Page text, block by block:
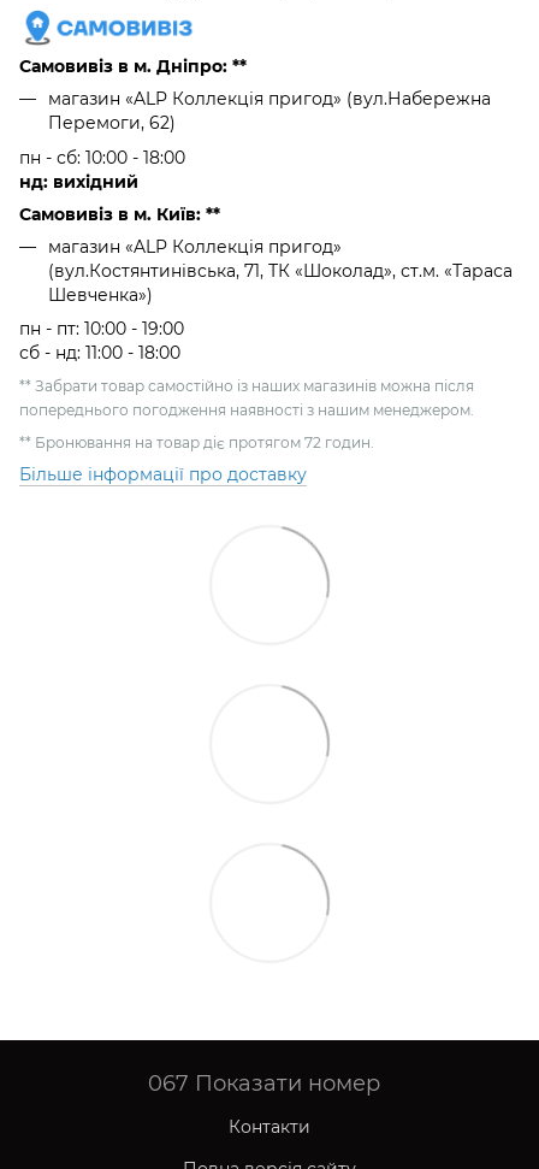
Самовивіз в м. Дніпро: **
магазин «ALP Коллекція пригод» (вул.Набережна
Перемоги, 62)
пн - сб: 10:00 - 18:00
нд: вихідний
Самовивіз в м. Київ: **
магазин «ALP Коллекція пригод»
(вул.Костянтинівська, 71, ТК «Шоколад», ст.м. «Тараса
Шевченка»)
пн - пт: 10:00 - 19:00
сб - нд: 11:00 - 18:00
** Забрати товар самостійно із наших магазинів можна після
попереднього погодження наявності з нашим менеджером.
** Бронювання на товар діє протягом 72 годин.
Більше інформації про доставку
067 Показати номер
Контакти